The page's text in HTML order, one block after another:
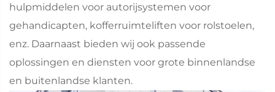
hulpmiddelen voor autorijsystemen voor
gehandicapten, kofferruimteliften voor rolstoelen,
enz. Daarnaast bieden wij ook passende
oplossingen en diensten voor grote binnenlandse
en buitenlandse klanten.